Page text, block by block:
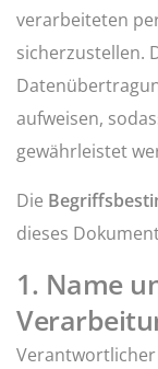
verarbeiteten
sicherzustellen.
aufweisen,
gewährleistet
Die
dieses
1. Name